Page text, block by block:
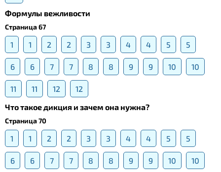
Формулы вежливости
Страница 67
1 1 2 2 3 3 4 4 5 5
6 6 7 7 8 8 9 9 10 10
11 11 12
12
Что такое дикция и зачем она нужна?
Страница 70
1 1 2 2 3 3 4 4 5 5
6 6 7 7 8 8 9 9 10 10